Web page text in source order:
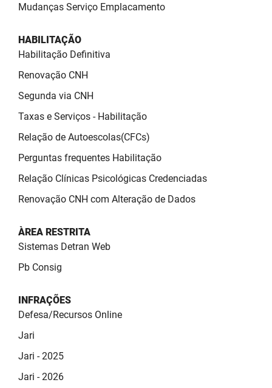
Mudanças Serviço Emplacamento
HABILITAÇÃO
Habilitação Definitiva
Renovação CNH
Segunda via CNH
Taxas e Serviços - Habilitação
Relação de Autoescolas(CFCs)
Perguntas frequentes Habilitação
Relação Clínicas Psicológicas Credenciadas
Renovação CNH com Alteração de Dados
ÀREA RESTRITA
Sistemas Detran Web
Pb Consig
INFRAÇÕES
Defesa/Recursos Online
Jari
Jari - 2025
Jari - 2026